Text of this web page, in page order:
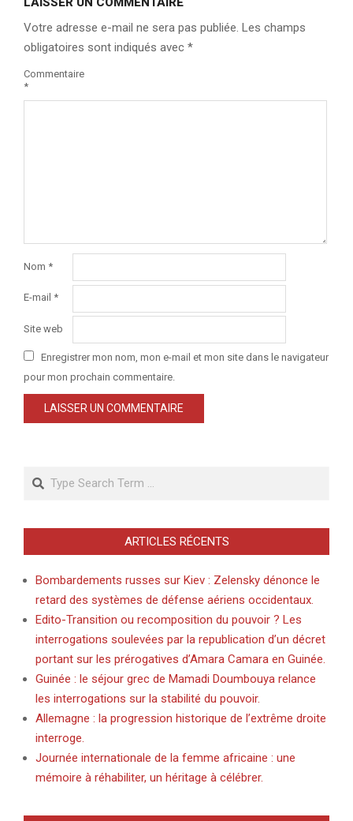
Votre adresse e-mail ne sera pas publiée. Les champs
obligatoires sont indiqués avec *
Commentaire
*
Nom *
E-mail *
Site web
Enregistrer mon nom, mon e-mail et mon site dans le navigateur
pour mon prochain commentaire.
Search
ARTICLES RÉCENTS
Bombardements russes sur Kiev : Zelensky dénonce le
retard des systèmes de défense aériens occidentaux.
Edito-Transition ou recomposition du pouvoir ? Les
interrogations soulevées par la republication d’un décret
portant sur les prérogatives d’Amara Camara en Guinée.
Guinée : le séjour grec de Mamadi Doumbouya relance
les interrogations sur la stabilité du pouvoir.
Allemagne : la progression historique de l’extrême droite
interroge.
Journée internationale de la femme africaine : une
mémoire à réhabiliter, un héritage à célébrer.